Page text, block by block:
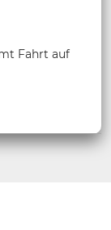
Fahrt auf